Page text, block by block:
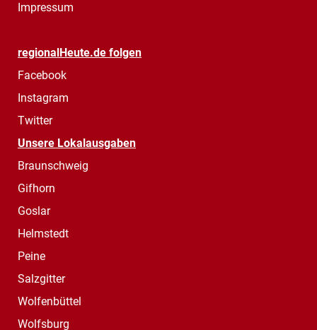
Impressum
regionalHeute.de folgen
Facebook
Instagram
Twitter
Unsere Lokalausgaben
Braunschweig
Gifhorn
Goslar
Helmstedt
Peine
Salzgitter
Wolfenbüttel
Wolfsburg